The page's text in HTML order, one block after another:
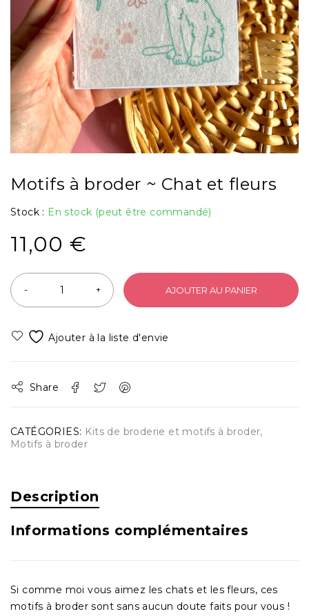
Motifs à broder ~ Chat et fleurs
Stock : En stock (peut être commandé)
11,00 €
AJOUTER AU PANIER
Share
CATÉGORIES: Kits de broderie et motifs à broder,
Motifs à broder
Description
Informations complémentaires
Si comme moi vous aimez les chats et les fleurs, ces
motifs à broder sont sans aucun doute faits pour vous !